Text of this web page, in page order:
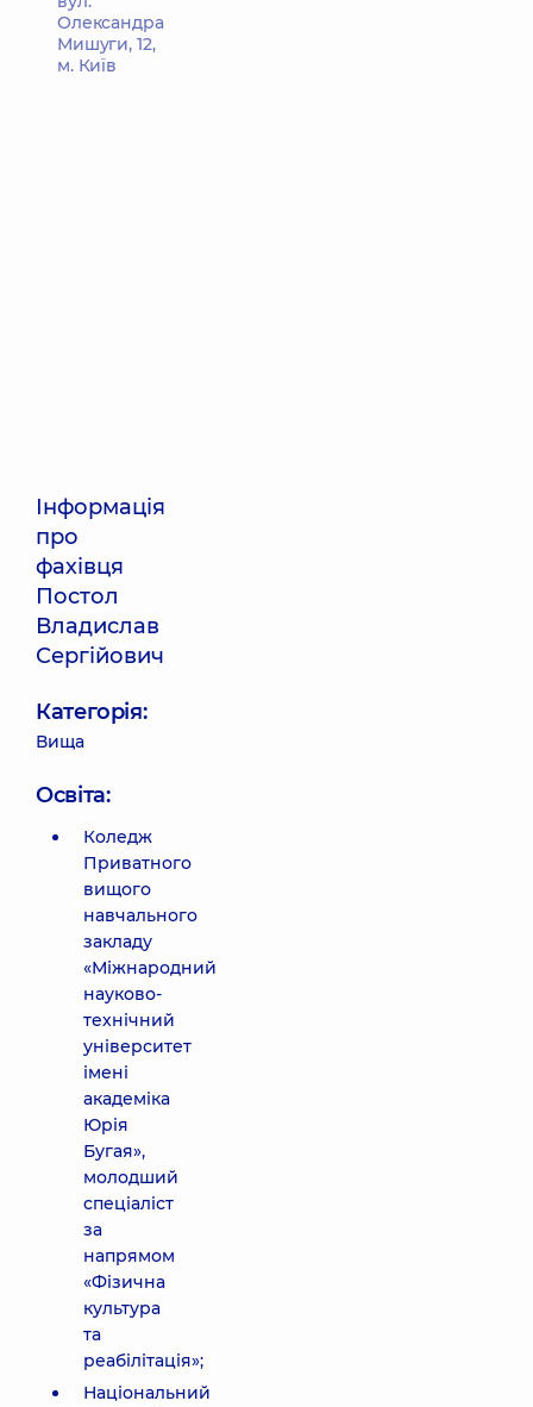
Олександра
Мишуги, 12,
м. Київ
Інформація
про
фахівця
Постол
Владислав
Сергійович
Категорія:
Вища
Освіта:
Коледж
Приватного
вищого
навчального
закладу
«Міжнародний
науково-
технічний
університет
імені
академіка
Юрія
Бугая»,
молодший
спеціаліст
за
напрямом
«Фізична
культура
та
реабілітація»;
Національний